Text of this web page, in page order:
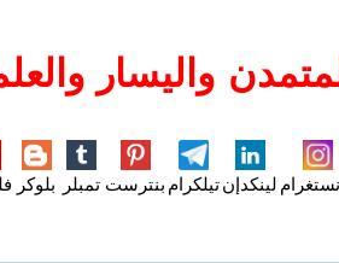
واليسار
لينكدإنتيلكرام بنترست تمبلر بلوكر